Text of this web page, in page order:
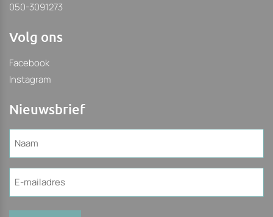
050-3091273
Volg ons
Facebook
Instagram
Nieuwsbrief
mailadres